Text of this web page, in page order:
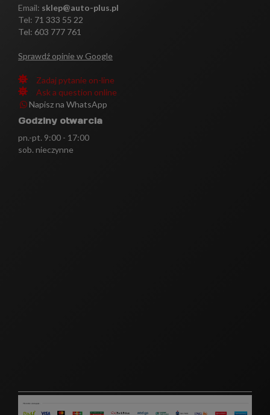
Email: sklep@auto-plus.pl
Tel: 71 333 55 22
Tel: 603 777 761
Sprawdź opinie w Google
Zadaj pytanie on-line
Ask a question online
Napisz na WhatsApp
Godziny otwarcia
pn.-pt. 9:00 - 17:00
sob. nieczynne